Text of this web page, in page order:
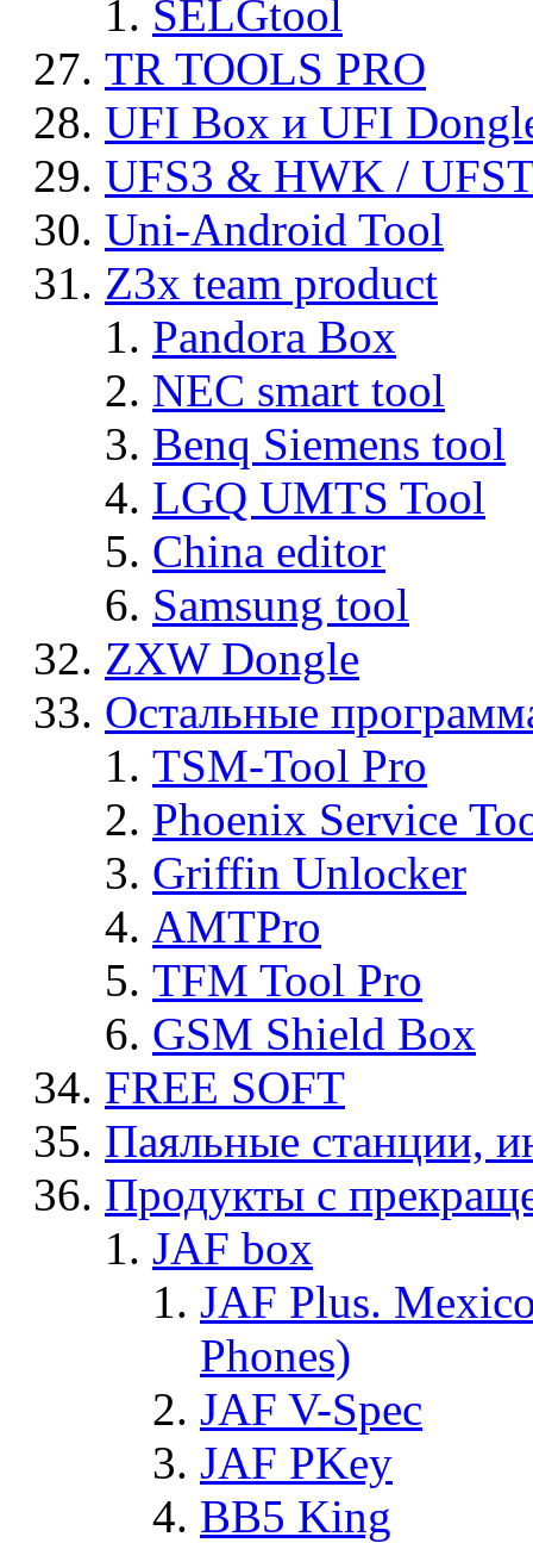
SELGtool
TR TOOLS PRO
UFI Box и UFI
UFS3 & HWK /
Uni-Android Tool
Z3x team product
Pandora Box
NEC smart tool
Benq Siemens tool
LGQ UMTS Tool
China editor
Samsung tool
ZXW Dongle
Остальные
TSM-Tool Pro
Phoenix Service
Griffin Unlocker
AMTPro
TFM Tool Pro
GSM Shield Box
FREE SOFT
Паяльные станции,
Продукты с
JAF box
JAF Plus.
Phones)
JAF V-Spec
JAF PKey
BB5 King